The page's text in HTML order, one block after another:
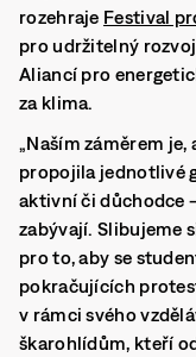
rozehraje Festival
pro udržitelný
Aliancí pro
za klima.
„Naším záměrem
propojila jednotlivé
aktivní či důchodce
zabývají. Slibujeme
pro to, aby se
pokračujících
v rámci svého
škarohlídům, kteří